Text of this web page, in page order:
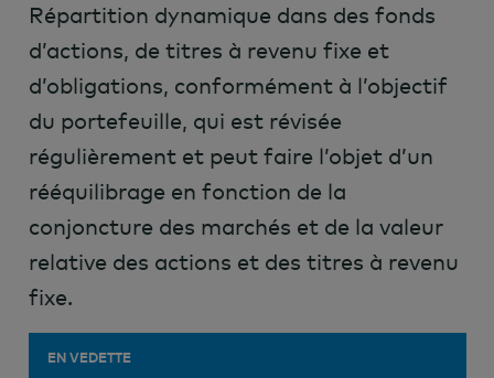
Répartition dynamique dans des fonds
d’actions, de titres à revenu fixe et
d’obligations, conformément à l’objectif
du portefeuille, qui est révisée
régulièrement et peut faire l’objet d’un
rééquilibrage en fonction de la
conjoncture des marchés et de la valeur
relative des actions et des titres à revenu
fixe.
EN VEDETTE